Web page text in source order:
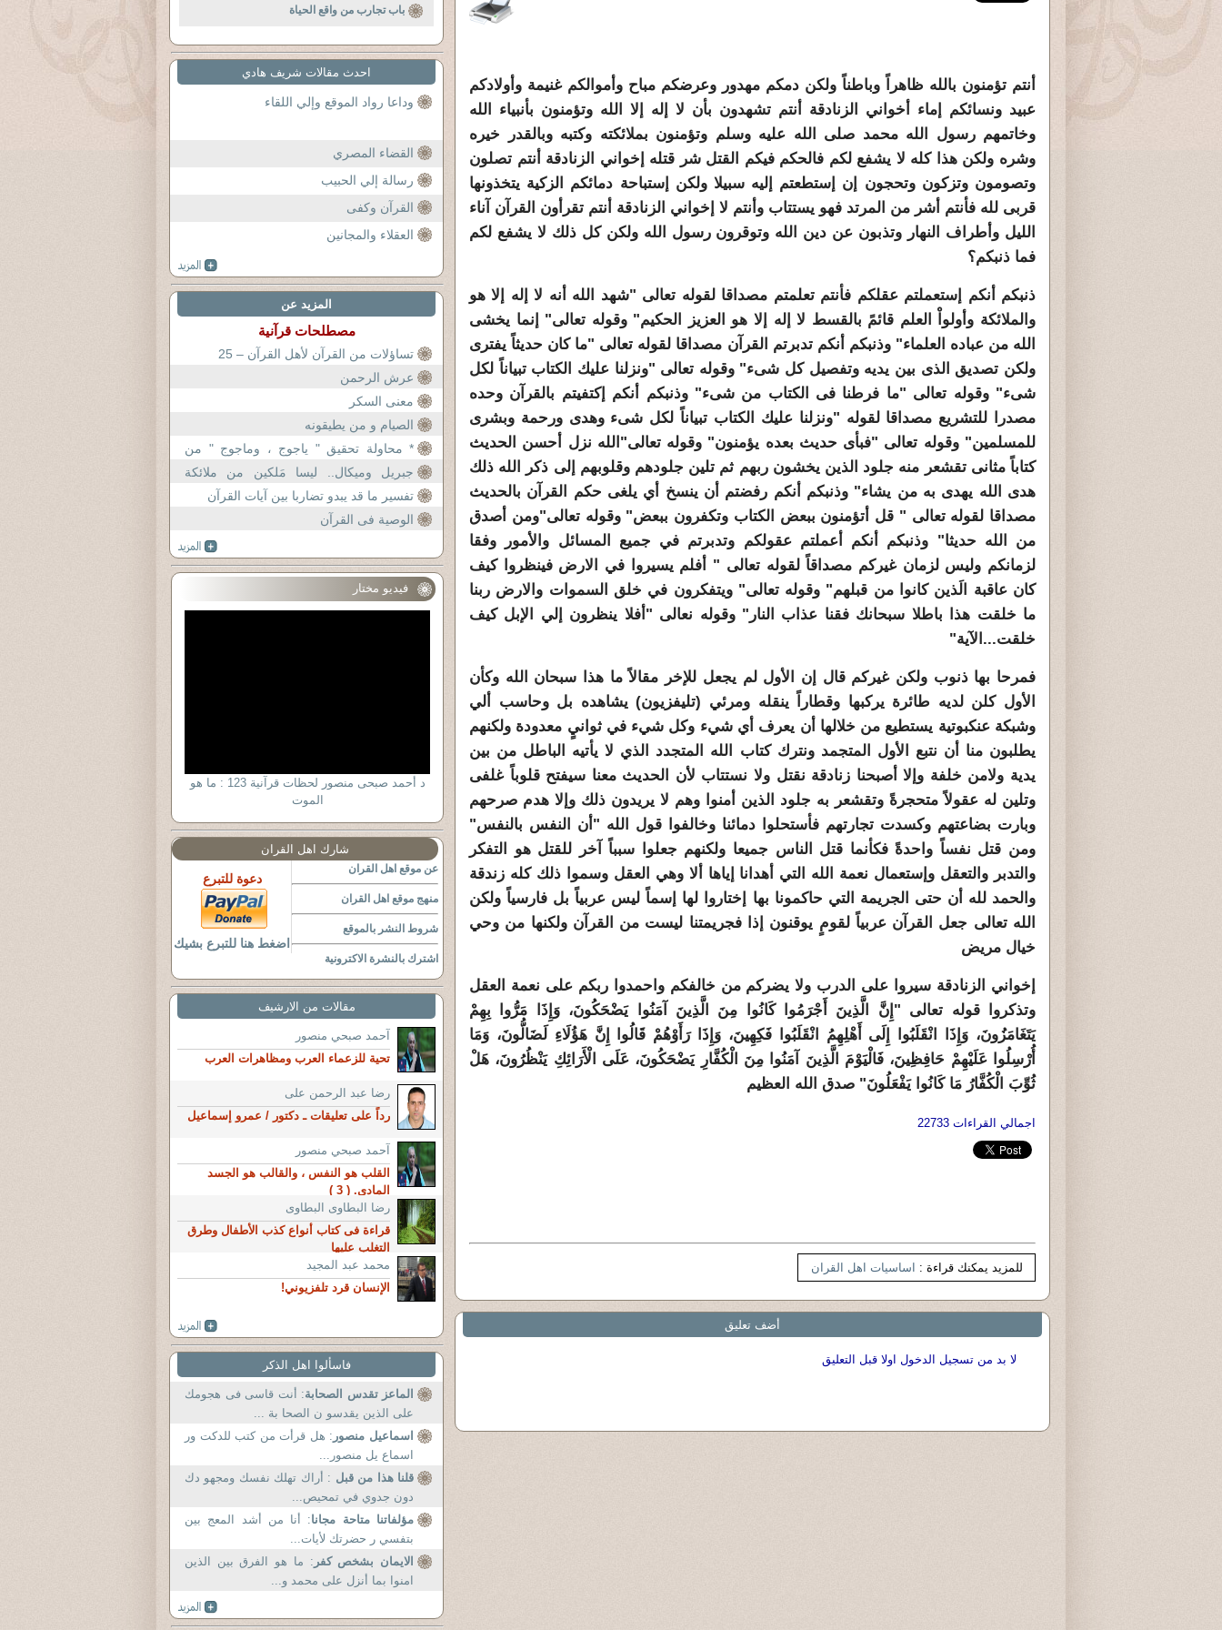
أنتم تؤمنون بالله ظاهراً وباطناً ولكن دمكم مهدور وعرضكم مباح وأموالكم غنيمة وأولادكم
عبيد ونسائكم إماء أخواني الزنادقة أنتم تشهدون بأن لا إله إلا الله وتؤمنون بأنبياء الله
وخاتمهم رسول الله محمد صلى الله عليه وسلم وتؤمنون بملائكته وكتبه وبالقدر خيره
وشره ولكن هذا كله لا يشفع لكم فالحكم فيكم القتل شر قتله إخواني الزنادقة أنتم تصلون
وتصومون وتزكون وتحجون إن إستطعتم إليه سبيلا ولكن إستباحة دمائكم الزكية يتخذونها
قربى لله فأنتم أشر من المرتد فهو يستتاب وأنتم لا إخواني الزنادقة أنتم تقرأون القرآن آناء
الليل وأطراف النهار وتذبون عن دين الله وتوقرون رسول الله ولكن كل ذلك لا يشفع لكم
فما ذنبكم؟
ذنبكم أنكم إستعملتم عقلكم فأنتم تعلمتم مصداقا لقوله تعالى "شهد الله أنه لا إله إلا هو
والملائكة وأولواْ العلم قائمً بالقسط لا إله إلا هو العزيز الحكيم" وقوله تعالى" إنما يخشى
الله من عباده العلماء" وذنبكم أنكم تدبرتم القرآن مصداقا لقوله تعالى "ما كان حديثاً يفترى
ولكن تصديق الذى بين يديه وتفصيل كل شىء" وقوله تعالى "ونزلنا عليك الكتاب تبياناً لكل
شىء" وقوله تعالى "ما فرطنا فى الكتاب من شىء" وذنبكم أنكم إكتفيتم بالقرآن وحده
مصدرا للتشريع مصداقا لقوله "ونزلنا عليك الكتاب تبياناً لكل شىء وهدى ورحمة وبشرى
للمسلمين" وقوله تعالى "فبأى حديث بعده يؤمنون" وقوله تعالى"الله نزل أحسن الحديث
كتاباً مثانى تقشعر منه جلود الذين يخشون ربهم ثم تلين جلودهم وقلوبهم إلى ذكر الله ذلك
هدى الله يهدى به من يشاء" وذنبكم أنكم رفضتم أن ينسخ أي يلغى حكم القرآن بالحديث
مصداقا لقوله تعالى " قل أتؤمنون ببعض الكتاب وتكفرون ببعض" وقوله تعالى"ومن أصدق
من الله حديثا" وذنبكم أنكم أعملتم عقولكم وتدبرتم في جميع المسائل والأمور وفقا
لزمانكم وليس لزمان غيركم مصداقاً لقوله تعالى " أفلم يسيروا في الارض فينظروا كيف
كان عاقبة الَذين كانوا من قبلهم" وقوله تعالى" ويتفكرون في خلق السموات والارض ربنا
ما خلقت هذا باطلا سبحانك فقنا عذاب النار" وقوله نعالى "أفلا ينظرون إلي الإبل كيف
خلقت...الآية"
فمرحا بها ذنوب ولكن غيركم قال إن الأول لم يجعل للإخر مقالاً ما هذا سبحان الله وكأن
الأول كلن لديه طائرة يركبها وقطاراً ينقله ومرئي (تليفزيون) يشاهده بل وحاسب ألي
وشبكة عنكبوتية يستطيع من خلالها أن يعرف أي شيء وكل شيء في ثوانيٍ معدودة ولكنهم
يطلبون منا أن نتبع الأول المتجمد ونترك كتاب الله المتجدد الذي لا يأتيه الباطل من بين
يدية ولامن خلفة وإلا أصبحنا زنادقة نقتل ولا نستتاب لأن الحديث معنا سيفتح قلوباً غلفى
وتلين له عقولاً متحجرةً وتقشعر به جلود الذين أمنوا وهم لا يريدون ذلك وإلا هدم صرحهم
وبارت بضاعتهم وكسدت تجارتهم فأستحلوا دمائنا وخالفوا قول الله "أن النفس بالنفس"
ومن قتل نفساً واحدةً فكأنما قتل الناس جميعا ولكنهم جعلوا سبباً آخر للقتل هو التفكر
والتدبر والتعقل وإستعمال نعمة الله التي أهدانا إياها ألا وهي العقل وسموا ذلك كله زندقة
والحمد لله أن حتى الجريمة التي حاكمونا بها إختاروا لها إسماً ليس عربياً بل فارسياً ولكن
الله تعالى جعل القرآن عربياً لقومٍ يوقنون إذا فجريمتنا ليست من القرآن ولكنها من وحي
خيال مريض
إخواني الزنادقة سيروا على الدرب ولا يضركم من خالفكم واحمدوا ربكم على نعمة العقل
وتذكروا قوله تعالى "إِنَّ الَّذِينَ أَجْرَمُوا كَانُوا مِنَ الَّذِينَ آمَنُوا يَضْحَكُونَ، وَإِذَا مَرُّوا بِهِمْ
يَتَغَامَزُونَ، وَإِذَا انْقَلَبُوا إِلَى أَهْلِهِمُ انْقَلَبُوا فَكِهِينَ، وَإِذَا رَأَوْهُمْ قَالُوا إِنَّ هَؤُلَاءِ لَضَالُّونَ، وَمَا
أُرْسِلُوا عَلَيْهِمْ حَافِظِينَ، فَالْيَوْمَ الَّذِينَ آمَنُوا مِنَ الْكُفَّارِ يَضْحَكُونَ، عَلَى الْأَرَائِكِ يَنْظُرُونَ، هَلْ
ثُوِّبَ الْكُفَّارُ مَا كَانُوا يَفْعَلُونَ" صدق الله العظيم
اجمالي القراءات 22733
للمزيد يمكنك قراءة : اساسيات اهل القران
أضف تعليق
لا بد من تسجيل الدخول اولا قبل التعليق
باب تجارب من واقع الحياة
احدث مقالات شريف هادي
وداعا رواد الموقع وإلي اللقاء
القضاء المصري
رسالة إلي الحبيب
القرآن وكفى
العقلاء والمجانين
المزيد عن
مصطلحات قرآنية
تساؤلات من القرآن لأهل القرآن – 25
عرش الرحمن
معنى السكر
الصيام و من يطيقونه
* محاولة تحقيق " ياجوج ، وماجوج " من
كتاب الله *
جبريل وميكال.. ليسا مَلكين من ملائكة
الرحمن
تفسير ما قد يبدو تضاربا بين آيات القرآن
الوصية فى القرآن
فيديو مختار
د أحمد صبحى منصور لحظات قرآنية 123 : ما هو
الموت
شارك اهل القران
عن موقع اهل القران
منهج موقع اهل القران
شروط النشر بالموقع
اشترك بالنشرة الاكترونية
دعوة للتبرع
اضغط هنا للتبرع بشيك
مقالات من الارشيف
آحمد صبحي منصور
تحية للزعماء العرب ومظاهرات العرب
رضا عبد الرحمن على
رداً على تعليقات ـ دكتور / عمرو إسماعيل
آحمد صبحي منصور
القلب هو النفس ، والقالب هو الجسد
المادى. ( 3 )
رضا البطاوى البطاوى
قراءة فى كتاب أنواع كذب الأطفال وطرق
التغلب عليها
محمد عبد المجيد
الإنسان قرد تلفزيوني!
فاسألوا اهل الذكر
الماعز تقدس الصحابة: أنت قاسى فى هجومك
على الذين يقدسو ن الصحا بة ...
اسماعيل منصور : هل قرأت من كتب للدكت ور
اسماع يل منصور...
قلنا هذا من قبل : أراك تهلك نفسك ومجهو دك
دون جدوي في تمحيص...
مؤلفاتنا متاحة مجانا: أنا من أشد المعج بين
بتفسي ر حضرتك لأيات...
الايمان بشخص كفر : ما هو الفرق بين الذين
امنوا بما أنزل على محمد و...